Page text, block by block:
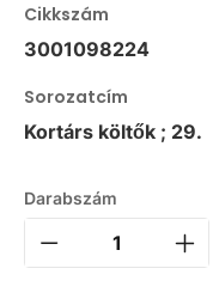
Cikkszám
3001098224
Sorozatcím
Kortárs költők ; 29.
Darabszám